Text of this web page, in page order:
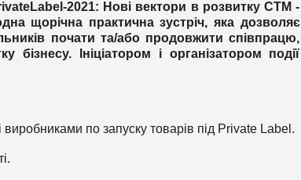
2021: Нові вектори в розвитку СТМ -
щорічна практична зустріч, яка дозволяє
почати та/або продовжити співпрацю,
бізнесу. Ініціатором і організатором події
по запуску товарів під Private Label.